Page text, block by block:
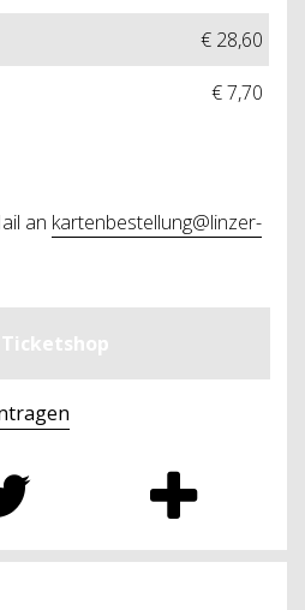
€ 28,60
€ 7,70
an kartenbestellung@linzer-
Ticketshop